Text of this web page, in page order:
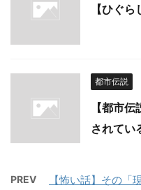
【ひぐ
都市伝説
【都市
されてい
PREV 【怖い話】その「